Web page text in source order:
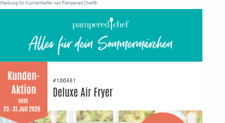
Werbung für Küchenhelfer von Pampered Chef®